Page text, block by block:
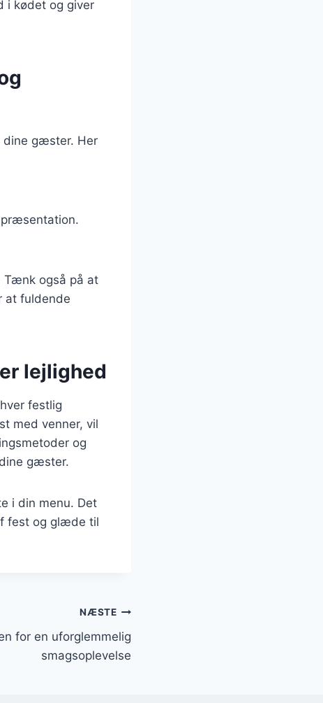
i kødet og giver
dine gæster. Her
Tænk også på at
at fuldende
lejlighed
festlig
med venner, vil
og
gæster.
i din menu. Det
fest og glæde til
NÆSTE
for en uforglemmelig
smagsoplevelse